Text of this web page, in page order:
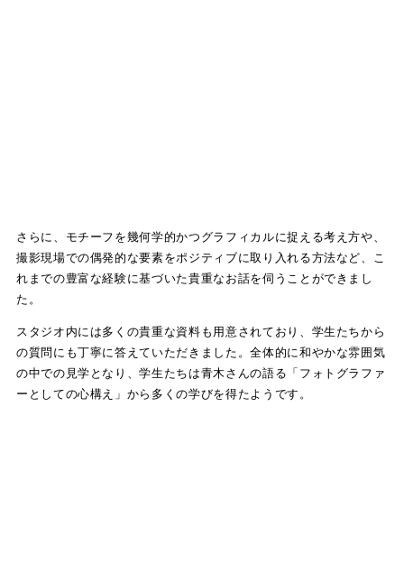
さらに、モチーフを幾何学的かつグラフィカルに捉える考え方や、
撮影現場での偶発的な要素をポジティブに取り入れる方法など、こ
れまでの豊富な経験に基づいた貴重なお話を伺うことができまし
た。
スタジオ内には多くの貴重な資料も用意されており、学生たちから
の質問にも丁寧に答えていただきました。全体的に和やかな雰囲気
の中での見学となり、学生たちは青木さんの語る「フォトグラファ
ーとしての心構え」から多くの学びを得たようです。